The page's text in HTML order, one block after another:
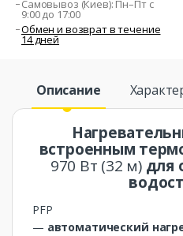
Самовывоз (Киев): Пн–Пт с
9:00 до 17:00
Обмен и возврат в течение
14 дней
Описание
встроенным
970 Вт (32 м)для
PFP
— автоматический